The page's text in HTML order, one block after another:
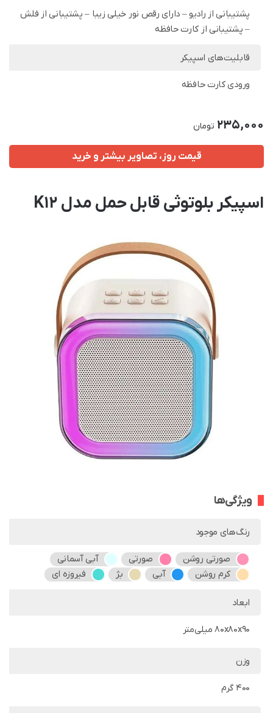
پشتیبانی از رادیو – دارای رقص نور خیلی زیبا – پشتیبانی از فلش
– پشتیبانی از کارت حافظه
قابلیت‌های اسپیکر
ورودی کارت حافظه
235,000 تومان
قیمت روز، تصاویر بیشتر و خرید
اسپیکر بلوتوثی قابل حمل مدل K12
ویژگی‌ها
رنگ‌های موجود
صورتی روشن صورتی
آبی آسمانی
کرم روشن
آبی بژ فیروزه ای
ابعاد
80x80x90 میلی‌متر
وزن
400 گرم